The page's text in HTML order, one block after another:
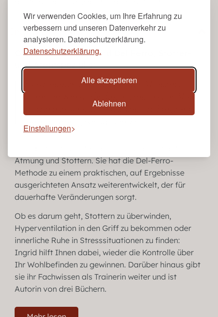
Wir verwenden Cookies, um Ihre Erfahrung zu
verbessern und unseren Datenverkehr zu
analysieren. Datenschutzerklärung.
Datenschutzerklärung.
Alle akzeptieren
Ablehnen
Einstellungen
Ingrid Del Ferro
Geschäftsführer & und Del Ferro, Stotter-
und Atemspezialist
Es ist immer ein emotionaler Moment,
wenn ein Kursteilnehmer zum ersten Mal
stotterfrei spricht, nachdem oft lange nach
Atmung und Stottern. Sie hat die Del-Ferro-
Methode zu einem praktischen, auf Ergebnisse
ausgerichteten Ansatz weiterentwickelt, der für
dauerhafte Veränderungen sorgt.
Ob es darum geht, Stottern zu überwinden,
Hyperventilation in den Griff zu bekommen oder
innerliche Ruhe in Stresssituationen zu finden:
Ingrid hilft Ihnen dabei, wieder die Kontrolle über
Ihr Wohlbefinden zu gewinnen. Darüber hinaus gibt
sie ihr Fachwissen als Trainerin weiter und ist
Autorin von drei Büchern.